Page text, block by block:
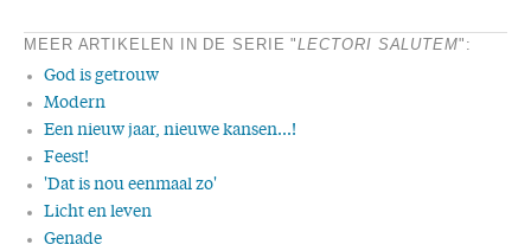
MEER ARTIKELEN IN DE SERIE "LECTORI SALUTEM":
God is getrouw
Modern
Een nieuw jaar, nieuwe kansen...!
Feest!
'Dat is nou eenmaal zo'
Licht en leven
Genade